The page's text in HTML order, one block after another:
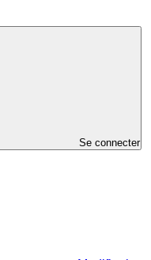
Se connecter